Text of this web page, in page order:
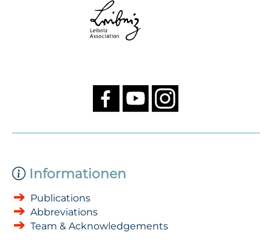
Informationen
Publications
Abbreviations
Team & Acknowledgements